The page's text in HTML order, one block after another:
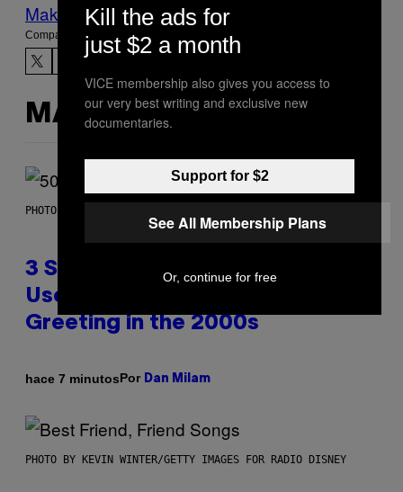
Make Us Preferred In Top Stories
Compartir:
MÁS DE LO MISMO
PHOTO BY GREGORY BOJORQUEZ/GETTY IMAGES
3 Songs That Were Commonly
Used As a Ringtone or Voicemail
Greeting in the 2000s
hace 7 minutosPor Dan Milam
PHOTO BY KEVIN WINTER/GETTY IMAGES FOR RADIO DISNEY
Kill the ads for
just $2 a month
VICE membership also gives you access to
our very best writing and exclusive new
documentaries.
Support for $2
See All Membership Plans
Or, continue for free